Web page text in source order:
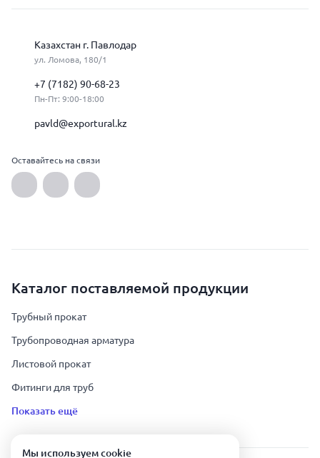
Казахстан г. Павлодар
ул. Ломова, 180/1
+7 (7182) 90-68-23
Пн-Пт: 9:00-18:00
pavld@exportural.kz
Оставайтесь на связи
Каталог поставляемой продукции
Трубный прокат
Трубопроводная арматура
Листовой прокат
Фитинги для труб
Показать ещё
Мы используем сookie